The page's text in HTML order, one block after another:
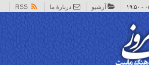
آرشیو دربارهٔ ما RSS